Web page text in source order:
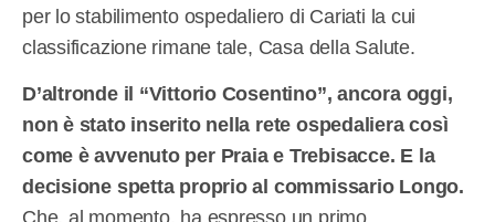
per lo stabilimento ospedaliero di Cariati la cui
classificazione rimane tale, Casa della Salute.
D’altronde il “Vittorio Cosentino”, ancora oggi,
non è stato inserito nella rete ospedaliera così
come è avvenuto per Praia e Trebisacce. E la
decisione spetta proprio al commissario Longo.